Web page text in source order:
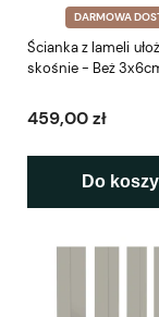
DARMOWA
Ścianka z lameli
skośnie - Beż
459,00 zł
Do